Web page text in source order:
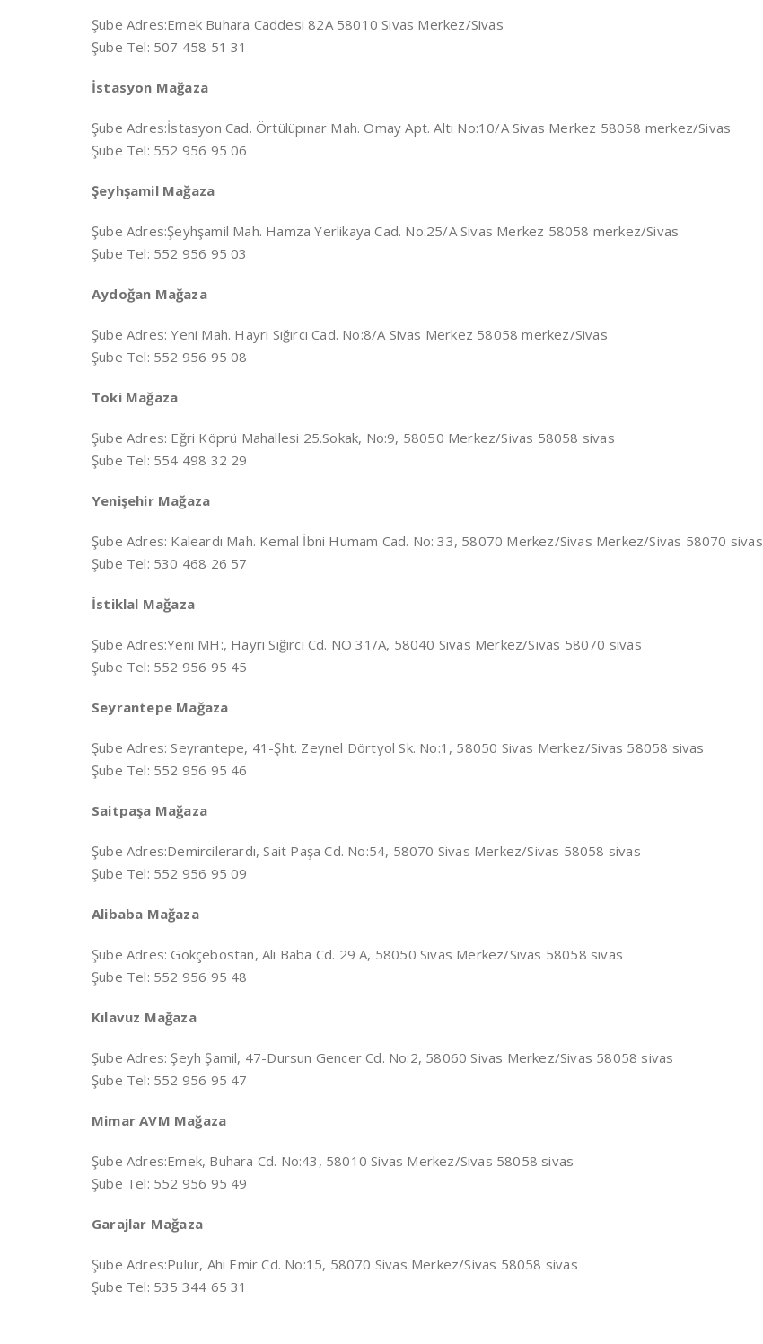
Şube Adres:Emek Buhara Caddesi 82A 58010 Sivas Merkez/Sivas
Şube Tel: 507 458 51 31
İstasyon Mağaza
Şube Adres:İstasyon Cad. Örtülüpınar Mah. Omay Apt. Altı No:10/A Sivas Merkez 58058 merkez/Sivas
Şube Tel: 552 956 95 06
Şeyhşamil Mağaza
Şube Adres:Şeyhşamil Mah. Hamza Yerlikaya Cad. No:25/A Sivas Merkez 58058 merkez/Sivas
Şube Tel: 552 956 95 03
Aydoğan Mağaza
Şube Adres:Yeni Mah. Hayri Sığırcı Cad. No:8/A Sivas Merkez 58058 merkez/Sivas
Şube Tel: 552 956 95 08
Toki Mağaza
Şube Adres: Eğri Köprü Mahallesi 25.Sokak, No:9, 58050 Merkez/Sivas 58058 sivas
Şube Tel: 554 498 32 29
Yenişehir Mağaza
Şube Adres: Kaleardı Mah. Kemal İbni Humam Cad. No: 33, 58070 Merkez/Sivas Merkez/Sivas 58070 sivas
Şube Tel: 530 468 26 57
İstiklal Mağaza
Şube Adres:Yeni MH:, Hayri Sığırcı Cd. NO 31/A, 58040 Sivas Merkez/Sivas 58070 sivas
Şube Tel: 552 956 95 45
Seyrantepe Mağaza
Şube Adres:Seyrantepe, 41-Şht. Zeynel Dörtyol Sk. No:1, 58050 Sivas Merkez/Sivas 58058 sivas
Şube Tel: 552 956 95 46
Saitpaşa Mağaza
Şube Adres:Demircilerardı, Sait Paşa Cd. No:54, 58070 Sivas Merkez/Sivas 58058 sivas
Şube Tel: 552 956 95 09
Alibaba Mağaza
Şube Adres:Gökçebostan, Ali Baba Cd. 29 A, 58050 Sivas Merkez/Sivas 58058 sivas
Şube Tel: 552 956 95 48
Kılavuz Mağaza
Şube Adres: Şeyh Şamil, 47-Dursun Gencer Cd. No:2, 58060 Sivas Merkez/Sivas 58058 sivas
Şube Tel: 552 956 95 47
Mimar AVM Mağaza
Şube Adres:Emek, Buhara Cd. No:43, 58010 Sivas Merkez/Sivas 58058 sivas
Şube Tel: 552 956 95 49
Garajlar Mağaza
Şube Adres:Pulur, Ahi Emir Cd. No:15, 58070 Sivas Merkez/Sivas 58058 sivas
Şube Tel: 535 344 65 31